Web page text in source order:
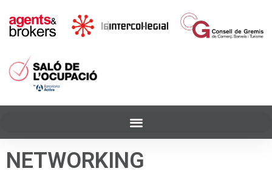
NETWORKING